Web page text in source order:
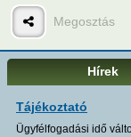
Megosztás
Hírek
Tájékoztató
Ügyfélfogadási idő